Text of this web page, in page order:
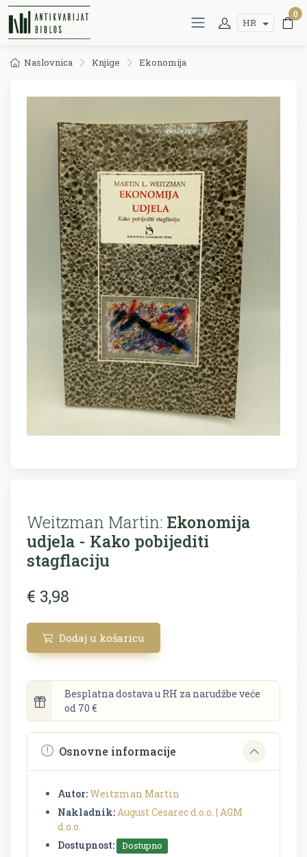
HR
0
Naslovnica Knjige Ekonomija
Weitzman Martin: Ekonomija
udjela - Kako pobijediti
stagflaciju
€ 3,98
Dodaj u košaricu
Besplatna dostava u RH za narudžbe veće
od 70 €
Osnovne informacije
Autor:Weitzman Martin
Nakladnik: August Cesarec d.o.o. | AGM
d.o.o.
Dostupnost:
Dostupno